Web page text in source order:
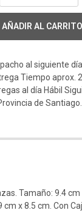
al siguiente
Tiempo aprox.
al día Hábil
de Santiago.
Tamaño: 9.4
cm x 8.5 cm. Con